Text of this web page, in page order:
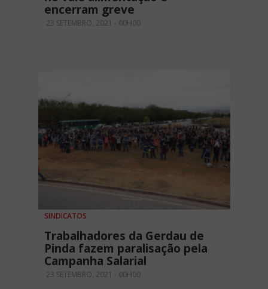
encerram greve
23 SETEMBRO, 2021 - 00H00
SINDICATOS
Trabalhadores da Gerdau de
Pinda fazem paralisação pela
Campanha Salarial
23 SETEMBRO, 2021 - 00H00